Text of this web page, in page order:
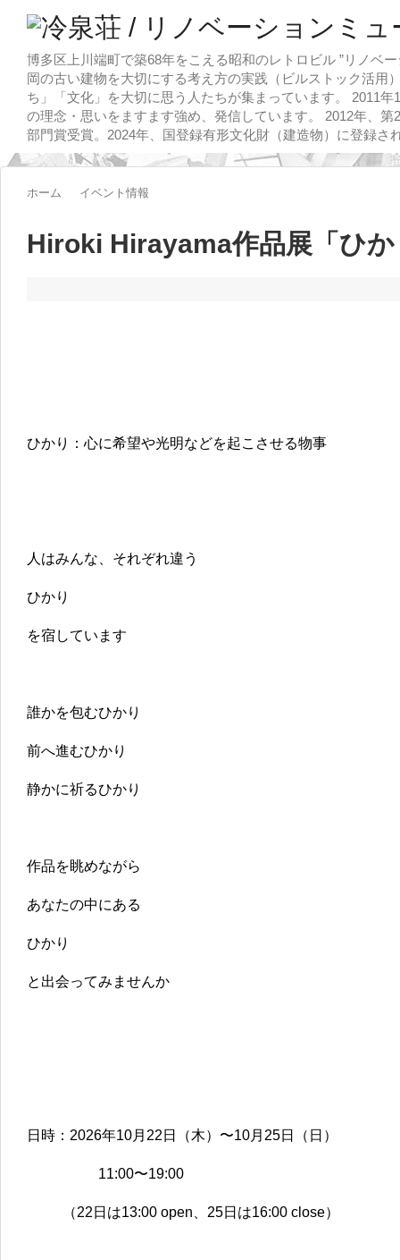
博多区上川端町で築68年をこえる昭和のレトロビル ”リノベ
岡の古い建物を大切にする考え方の実践（ビルストック活用
ち」「文化」を大切に思う人たちが集まっています。 2011
の理念・思いをますます強め、発信しています。 2012年、
部門賞受賞。2024年、国登録有形文化財（建造物）に登録さ
ホーム イベント情報
Hiroki Hirayama作品展「ひか
ひかり：心に希望や光明などを起こさせる物事
人はみんな、それぞれ違う
ひかり
を宿しています
誰かを包むひかり
前へ進むひかり
静かに祈るひかり
作品を眺めながら
あなたの中にある
ひかり
と出会ってみませんか
日時：2026年10月22日（木）〜10月25日（日）
11:00〜19:00
（22日は13:00 open、25日は16:00 close）